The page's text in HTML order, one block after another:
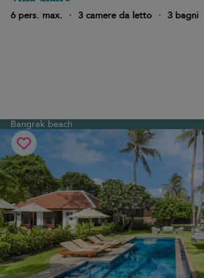
6 pers. max.
· 3 camere da letto · 3 bagni
Bangrak beach